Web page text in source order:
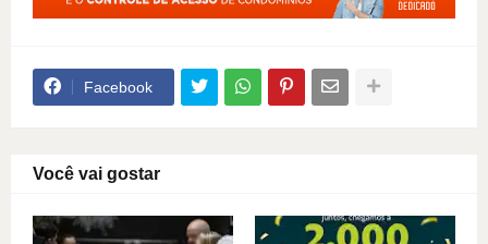
Facebook
Você vai gostar